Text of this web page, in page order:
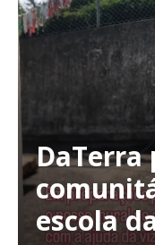
Faça-se assinante do
DaTerra
escola